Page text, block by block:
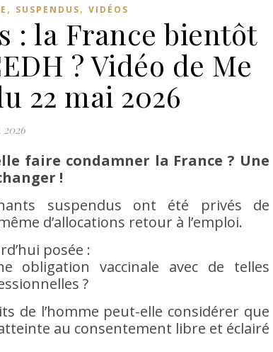
, SUSPENDUS, VIDÉOS
: la France bientôt
? Vidéo de Me
22 mai 2026
2026
faire condamner la France ? Une
!
suspendus ont été privés de
d’allocations retour à l’emploi.
posée :
obligation vaccinale avec de telles
?
de l’homme peut-elle considérer que
au consentement libre et éclairé